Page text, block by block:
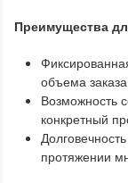
Преимущества
объема заказа
Возможность
конкретный
протяжении